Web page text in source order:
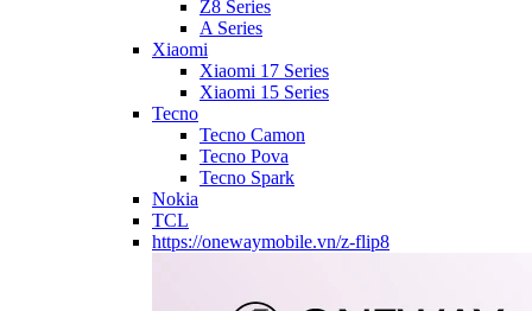
Z8 Series
A Series
Xiaomi
Xiaomi 17 Series
Xiaomi 15 Series
Tecno
Tecno Camon
Tecno Pova
Tecno Spark
Nokia
TCL
https://onewaymobile.vn/z-flip8